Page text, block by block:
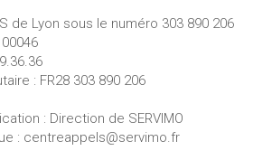
de Lyon sous le numéro 303 890 206
: FR28 303 890 206
: Direction de SERVIMO
: centreappels@servimo.fr